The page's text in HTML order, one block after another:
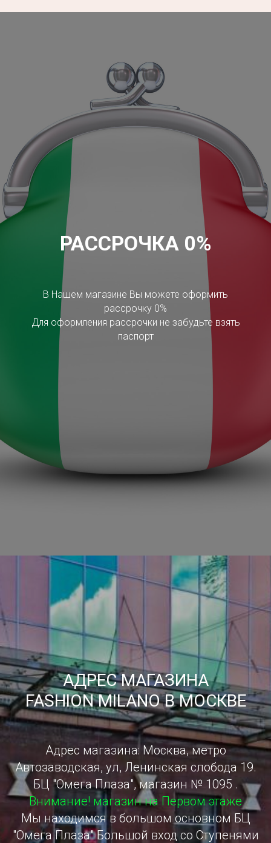
РАССРОЧКА 0%
В Нашем магазине Вы можете оформить
рассрочку 0%
Для оформления рассрочки не забудьте взять
паспорт
АДРЕС МАГАЗИНА
FASHION MILANO В МОСКВЕ
Адрес магазина: Москва, метро
Автозаводская, ул, Ленинская слобода 19.
БЦ "Омега Плаза", магазин № 1095 .
Внимание! магазин на Первом этаже
Мы находимся в большом основном БЦ
"Омега Плаза" Большой вход со Ступенями